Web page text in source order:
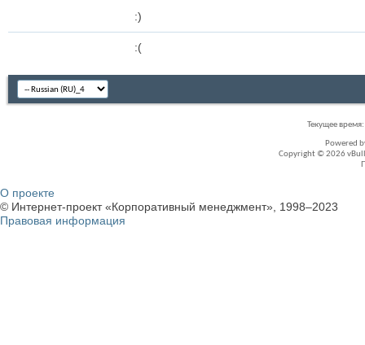
:)
:(
Текущее время:
Powered
Copyright © 2026
О проекте
© Интернет-проект «Корпоративный менеджмент», 1998–2023
Правовая информация